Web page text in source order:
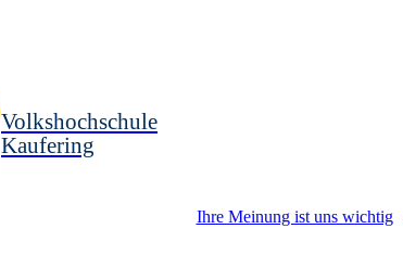
Volkshochschule
Kaufering
Ihre Meinung ist uns wichtig